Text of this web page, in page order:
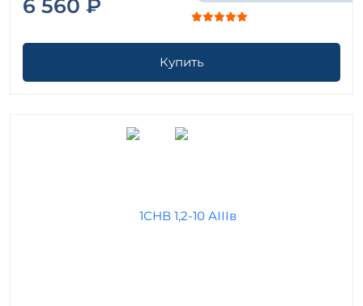
6 560 ₽
Купить